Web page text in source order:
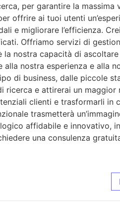
per garantire la massima
offrire ai tuoi utenti
e migliorare l’efficienza.
Offriamo servizi di
nostra capacità di
nostra esperienza e alla
di business, dalle piccole
e attirerai un maggior
clienti e trasformarli in
trasmetterà
affidabile e innovativo,
una consulenza